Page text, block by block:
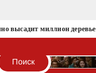
высадит миллион деревьев